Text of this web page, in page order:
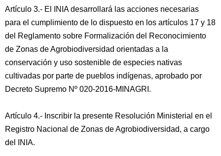
Artículo 3.- El INIA desarrollará las acciones necesarias
para el cumplimiento de lo dispuesto en los artículos 17 y 18
del Reglamento sobre Formalización del Reconocimiento
de Zonas de Agrobiodiversidad orientadas a la
conservación y uso sostenible de especies nativas
cultivadas por parte de pueblos indígenas, aprobado por
Decreto Supremo Nº 020-2016-MINAGRI.
Artículo 4.- Inscribir la presente Resolución Ministerial en el
Registro Nacional de Zonas de Agrobiodiversidad, a cargo
del INIA.